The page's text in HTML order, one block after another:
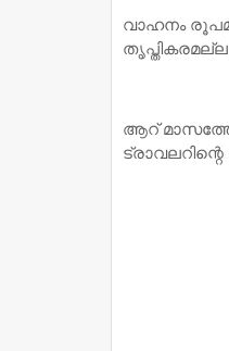
വാഹനം
ആറ്